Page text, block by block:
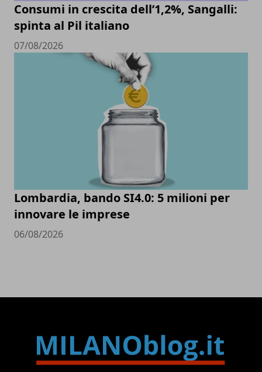
Consumi in crescita dell’1,2%, Sangalli:
spinta al Pil italiano
07/08/2026
Lombardia, bando SI4.0: 5 milioni per
innovare le imprese
06/08/2026